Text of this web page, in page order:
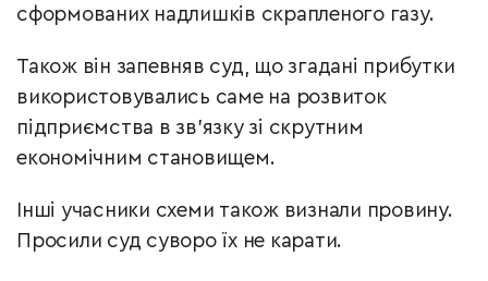
сформованих надлишків скрапленого газу.
Також він запевняв суд, що згадані прибутки
використовувались саме на розвиток
підприємства в зв’язку зі скрутним
економічним становищем.
Інші учасники схеми також визнали провину.
Просили суд суворо їх не карати.